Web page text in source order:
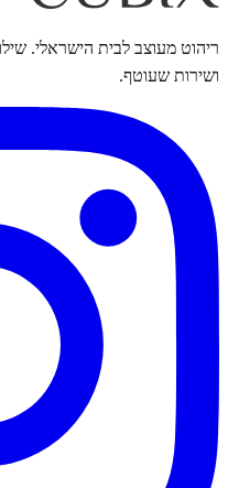
ריהוט מעוצב לבית הישראלי.
ושירות שעוטף.